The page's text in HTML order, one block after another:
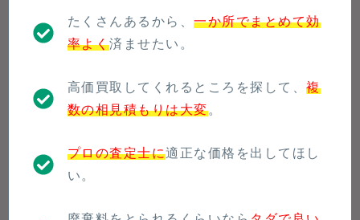
たくさんあるから、 一か所でまとめて効
率よく済ませたい。
高価買取してくれるところを探して、 複
数の相見積もりは大変。
プロの査定士に適正な価格を出してほし
い。